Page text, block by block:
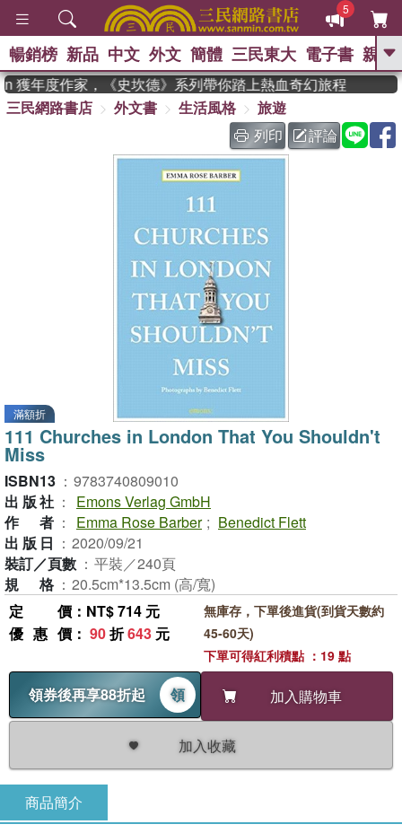
5
GO
熱搜： 東野圭吾 、
、 如果歷史是一群喵 、 暑期
國際布克獎 臺灣漫遊錄 、 方
念華 、 台灣的李登輝時代
孩：黎曼猜想
暢銷榜 新品 中文 外文 簡體 三民東大 電子書 親子
年度作家，《史坎德》系列帶你踏上熱血奇幻旅程
三民網路書店
外文書 生活風格
旅遊
列印
評論
滿額折
111 Churches in London That You Shouldn't
Miss
ISBN13 ： 9783740809010
出版社 ：
Emons Verlag GmbH
作者 ： Emma Rose Barber ; Benedict Flett
出版日 ： 2020/09/21
裝訂／頁數 ： 平裝／240頁
規格 ： 20.5cm*13.5cm (高/寬)
定價 ：NT$ 714 元
優惠價 ： 90折643 元
領券後再享88折起 領 加入購物車
加入收藏
無庫存，下單後進貨(到貨天數約
45-60天)
下單可得紅利積點 ：19 點
商品簡介